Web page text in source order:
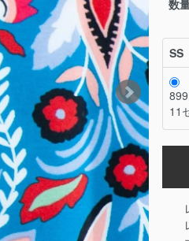
数
SS
11